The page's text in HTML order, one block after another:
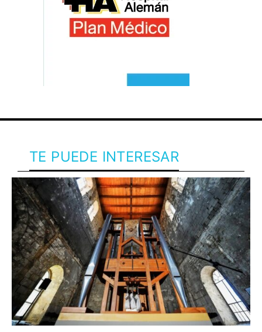
TE PUEDE INTERESAR